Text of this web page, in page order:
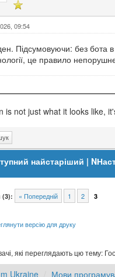
09:54
Підсумовуючи: без бота
це правило
is not just what it looks like,
найстаріший |
(3): « Попередній 1 2 3
версію для друку
які переглядають цю тему:
Ukraine Мови